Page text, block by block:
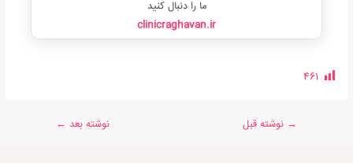
ما را دنبال کنید
clinicraghavan.ir
461
→نوشته قبل نوشته بعد ←